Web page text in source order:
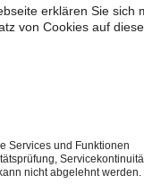
erklären Sie
von Cookies auf
Services und Funktionen
nicht abgelehnt werden.